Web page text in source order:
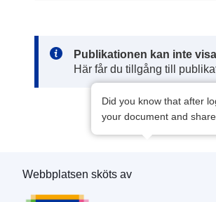
Note:
Publikationen kan inte
Här får du tillgång till
Did you know that after
your document and
Webbplatsen sköts av